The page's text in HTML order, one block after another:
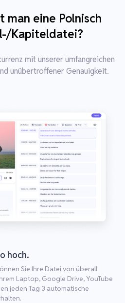
man eine Polnisch
Kapiteldatei?
mit unserer umfangreichen
unübertroffener Genauigkeit.
hoch.
Sie Ihre Datei von überall
Laptop, Google Drive, YouTube
jeden Tag 3 automatische